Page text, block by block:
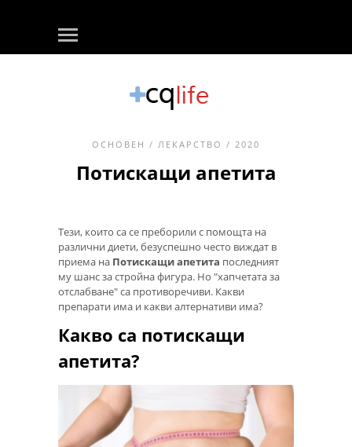
ОСНОВЕН / ЛЕКАРСТВО / 2020
Потискащи апетита
Тези, които са се преборили с помощта на
различни диети, безуспешно често виждат в
приема на Потискащи апетита последният
му шанс за стройна фигура. Но "хапчетата за
отслабване" са противоречиви. Какви
препарати има и какви алтернативи има?
Какво са потискащи
апетита?